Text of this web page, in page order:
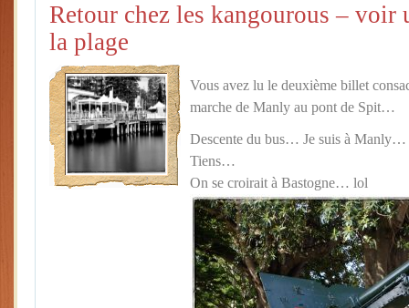
Retour chez les kangourous – voir
la plage
Vous avez lu le deuxième billet
marche de Manly au pont de Spit…
Descente du bus… Je suis à Manly…
Tiens…
On se croirait à Bastogne… lol